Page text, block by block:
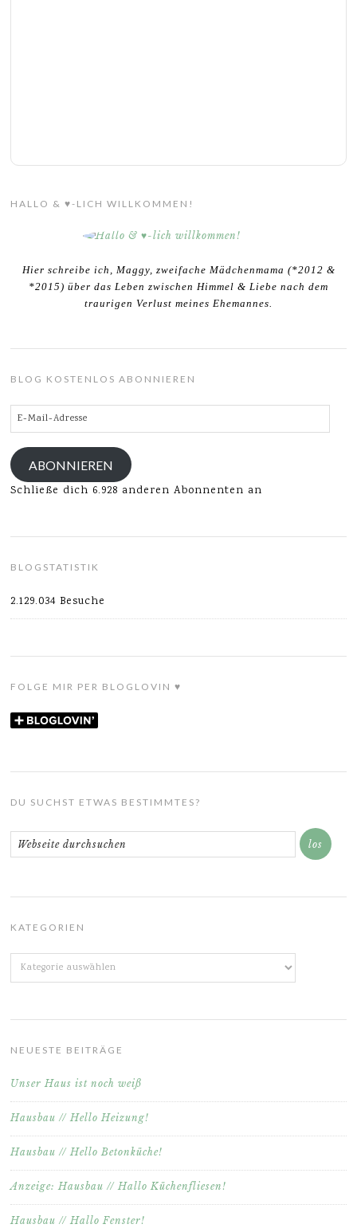
HALLO & ♥-LICH WILLKOMMEN!
Hier schreibe ich, Maggy, zweifache Mädchenmama (*2012 &
*2015) über das Leben zwischen Himmel & Liebe nach dem
traurigen Verlust meines Ehemannes.
BLOG KOSTENLOS ABONNIEREN
E-
Mail-
Adresse
ABONNIEREN
Schließe dich 6.928 anderen Abonnenten an
BLOGSTATISTIK
2.129.034 Besuche
FOLGE MIR PER BLOGLOVIN ♥
DU SUCHST ETWAS BESTIMMTES?
KATEGORIEN
Kategorien
NEUESTE BEITRÄGE
Unser Haus ist noch weiß
Hausbau // Hello Heizung!
Hausbau // Hello Betonküche!
Anzeige: Hausbau // Hallo Küchenfliesen!
Hausbau // Hallo Fenster!